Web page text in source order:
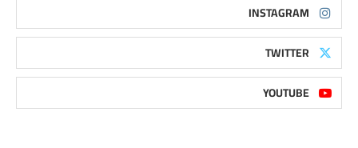
INSTAGRAM
TWITTER
YOUTUBE